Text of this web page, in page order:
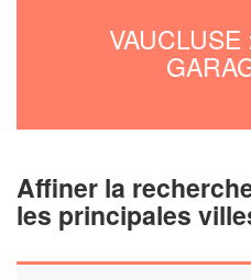
Affiner la
les principales